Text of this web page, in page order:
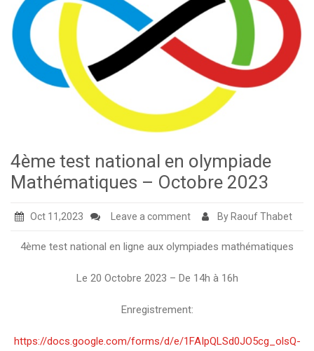
4ème test national en olympiade
Mathématiques – Octobre 2023
Oct 11,2023 Leave a comment By Raouf Thabet
4ème test national en ligne aux olympiades mathématiques
Le 20 Octobre 2023 – De 14h à 16h
Enregistrement:
https://docs.google.com/forms/d/e/1FAIpQLSd0JO5cg_olsQ-